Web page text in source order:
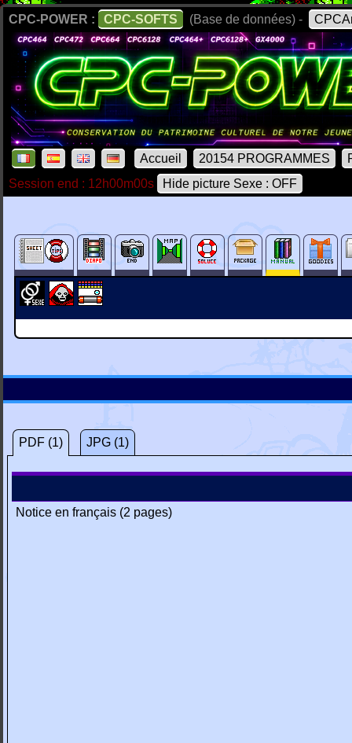
CPC-POWER : CPC-SOFTS (Base de données) -
Accueil 20154 PROGRAMMES
Session end : 12h00m00s
Hide picture Sexe : OFF
PDF (1) JPG (1)
Notice en français (2 pages)